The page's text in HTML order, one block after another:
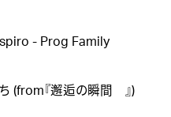
- Prog Family
『邂逅の瞬間　』)